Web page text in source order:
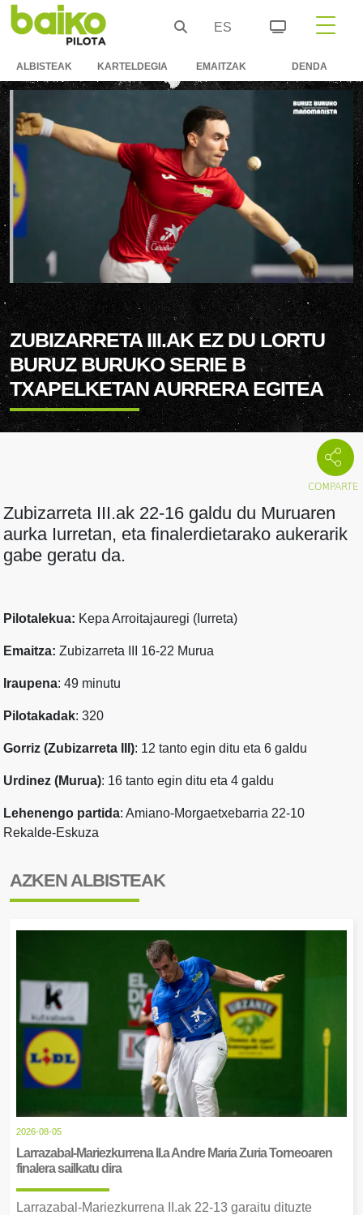
ES
ALBISTEAK KARTELDEGIA EMAITZAK DENDA
ZUBIZARRETA III.AK EZ DU LORTU
BURUZ BURUKO SERIE B
TXAPELKETAN AURRERA EGITEA
Zubizarreta III.ak 22-16 galdu du Muruaren
aurka Iurretan, eta finalerdietarako aukerarik
gabe geratu da.
Pilotalekua: Kepa Arroitajauregi (Iurreta)
Emaitza: Zubizarreta III 16-22 Murua
Iraupena: 49 minutu
Pilotakadak: 320
Gorriz (Zubizarreta III): 12 tanto egin ditu eta 6 galdu
Urdinez (Murua): 16 tanto egin ditu eta 4 galdu
Lehenengo partida: Amiano-Morgaetxebarria 22-10
Rekalde-Eskuza
AZKEN ALBISTEAK
2026-08-05
Larrazabal-Mariezkurrena II.a Andre Maria Zuria Torneoaren
finalera sailkatu dira
Larrazabal-Mariezkurrena II.ak 22-13 garaitu dituzte